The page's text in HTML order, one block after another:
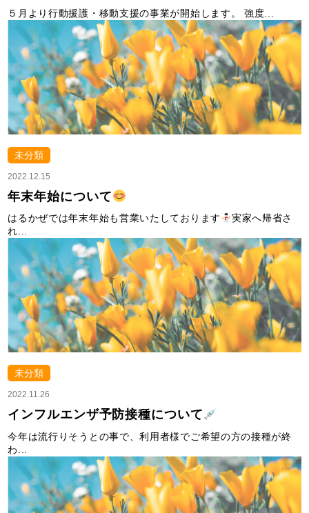
５月より行動援護・移動支援の事業が開始します。 強度...
未分類
2022.12.15
年末年始について
はるかぜでは年末年始も営業いたしております
実家へ帰省さ
れ...
未分類
2022.11.26
インフルエンザ予防接種について
今年は流行りそうとの事で、利用者様でご希望の方の接種が終
わ...